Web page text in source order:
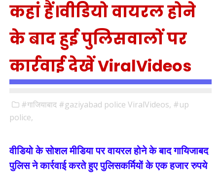
कहां हैं।वीडियो वायरल होने
के बाद हुई पुलिसवालों पर
कार्रवाई देखें ViralVideos
#गाजियाबाद #gaziyabad police ViralVideos, #up
police,
वीडियो के सोशल मीडिया पर वायरल होने के बाद गायिजाबद
पुलिस ने कार्रवाई करते हुए पुलिसकर्मियों के एक हजार रुपये